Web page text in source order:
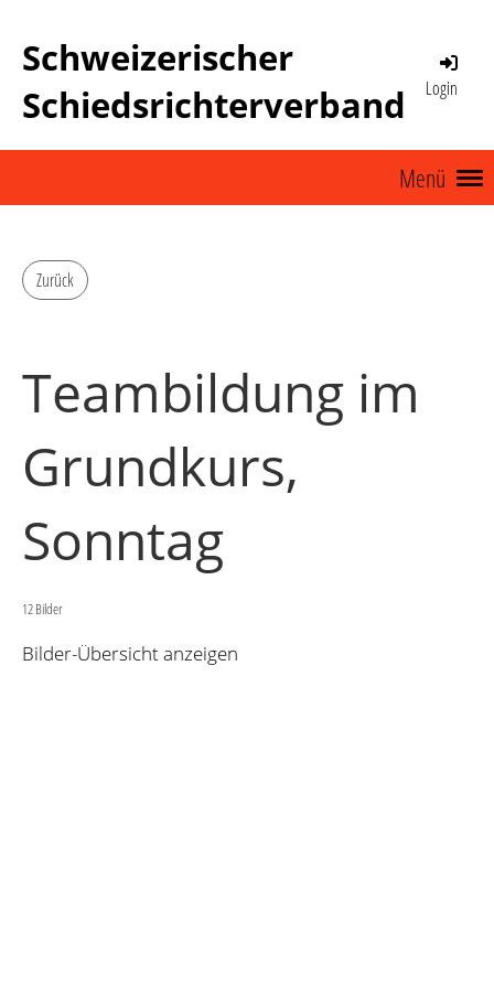
Schweizerischer
Schiedsrichterverband
Login
Menü
Zurück
Teambildung im
Grundkurs,
Sonntag
12 Bilder
Bilder-Übersicht anzeigen